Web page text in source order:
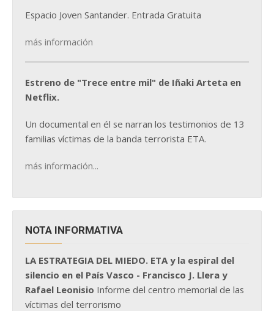
Espacio Joven Santander. Entrada Gratuita
más información
Estreno de "Trece entre mil" de Iñaki Arteta en
Netflix.
Un documental en él se narran los testimonios de 13
familias víctimas de la banda terrorista ETA.
más información...
NOTA INFORMATIVA
LA ESTRATEGIA DEL MIEDO. ETA y la espiral del
silencio en el País Vasco - Francisco J. Llera y
Rafael Leonisio Informe del centro memorial de las
víctimas del terrorismo